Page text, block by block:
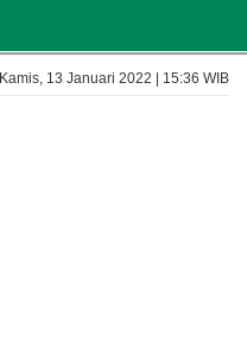
Kamis, 13 Januari 2022 | 15:36 WIB